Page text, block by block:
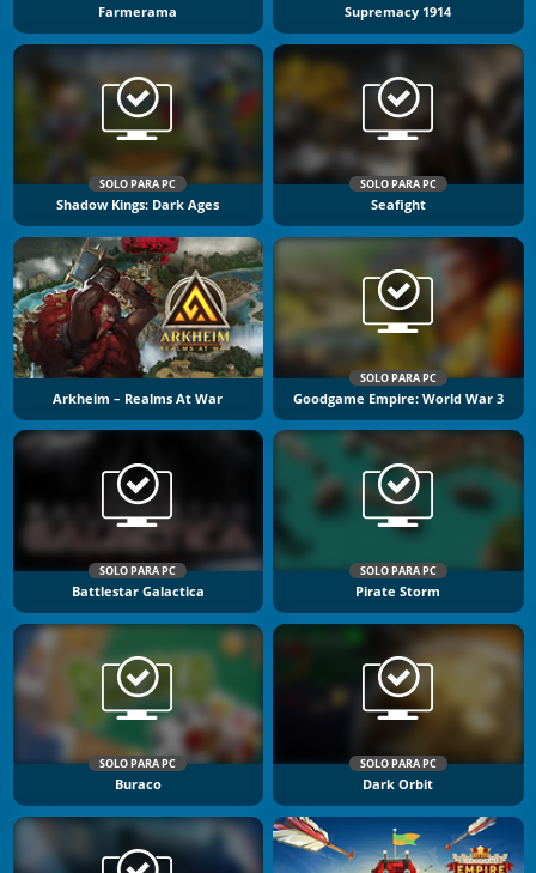
Farmerama Supremacy 1914
SOLO PARA PC
Shadow Kings: Dark Ages
SOLO PARA PC
Seafight
Arkheim – Realms At War
SOLO PARA PC
Goodgame Empire: World War 3
SOLO PARA PC
Battlestar Galactica
SOLO PARA PC
Pirate Storm
SOLO PARA PC
Buraco
SOLO PARA PC
Dark Orbit